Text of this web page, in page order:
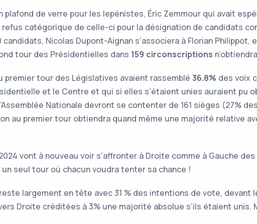
plafond de verre pour les lepénistes, Éric Zemmour qui avait
catégorique de celle-ci pour la désignation de candidats
Nicolas Dupont-Aignan s’associera à Florian Philippot,
tour des Présidentielles dans 159 circonscriptions
premier tour des Législatives avaient rassemblé 36.8% des voix
et le Centre et qui si elles s’étaient unies auraient pu
Nationale devront se contenter de 161 sièges (27%
au premier tour obtiendra quand même une majorité relative
vont à nouveau voir s’affronter à Droite comme à Gauche
seul tour où chacun voudra tenter sa chance !
largement en tête avec 31 % des intentions de vote, devant
Droite créditées à 3% une majorité absolue s’ils étaient unis.